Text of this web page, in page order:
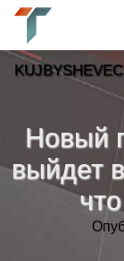
Новый
выйдет
Новости»
Тренды
Рубрики»